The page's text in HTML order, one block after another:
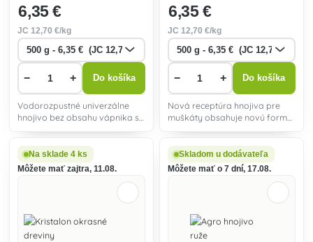
6,35 €
JC12,70 €/kg
− + Do košíka
Vodorozpustné univerzálne
hnojivo bez obsahu vápnika s
mikroprvkami, vhodné na
rastlín.
6,35 €
JC 12,70 €/kg
− + Do košíka
Nová receptúra ​​hnojiva pre
muškáty obsahuje novú formu
aktívneho fosfóru SUPER P
druhy balkónových rastlín.
Na sklade 4 ks
Môžete mať zajtra, 11.08.
Skladom u dodávateľa
Môžete mať o 7 dní, 17.08.